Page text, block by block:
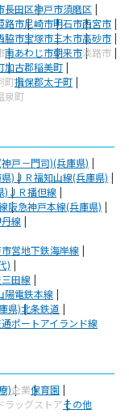
長田区神戸市須磨区
路市尼崎市明石市西宮市
脇市宝塚市三木市高砂市
南あわじ市朝来市淡路市
加古郡稲美町
町揖保郡太子町
泉町
戸－門司)(兵庫県)
)ＪＲ福知山線(兵庫県)
)ＪＲ播但線
阪急神戸本線(兵庫県)
線
営地下鉄海岸線
)
田線
陽電鉄本線
県)北条鉄道
ポートアイランド線
)企業保育園
ラッグストアその他